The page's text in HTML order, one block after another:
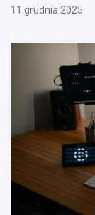
11 grudnia 2025